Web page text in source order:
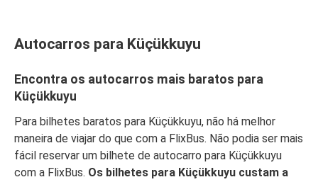
Autocarros para Küçükkuyu
Encontra os autocarros mais baratos para
Küçükkuyu
Para bilhetes baratos para Küçükkuyu, não há melhor
maneira de viajar do que com a FlixBus. Não podia ser mais
fácil reservar um bilhete de autocarro para Küçükkuyu
com a FlixBus. Os bilhetes para Küçükkuyu custam a